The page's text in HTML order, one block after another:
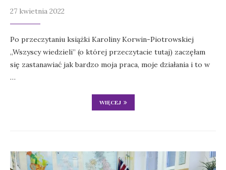
27 kwietnia 2022
Po przeczytaniu książki Karoliny Korwin-Piotrowskiej
„Wszyscy wiedzieli” (o której przeczytacie tutaj) zaczęłam
się zastanawiać jak bardzo moja praca, moje działania i to w
…
WIĘCEJ